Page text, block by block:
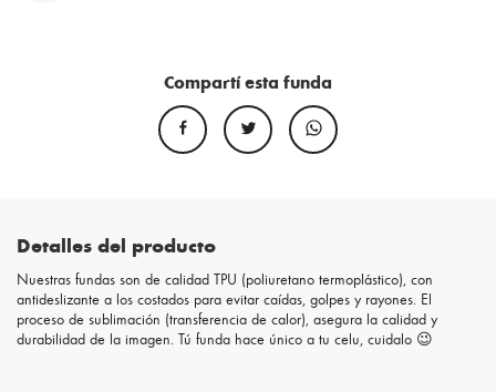
Compartí esta funda
Detalles del producto
Nuestras fundas son de calidad TPU (poliuretano termoplástico), con
antideslizante a los costados para evitar caídas, golpes y rayones. El
proceso de sublimación (transferencia de calor), asegura la calidad y
durabilidad de la imagen. Tú funda hace único a tu celu, cuidalo 😉